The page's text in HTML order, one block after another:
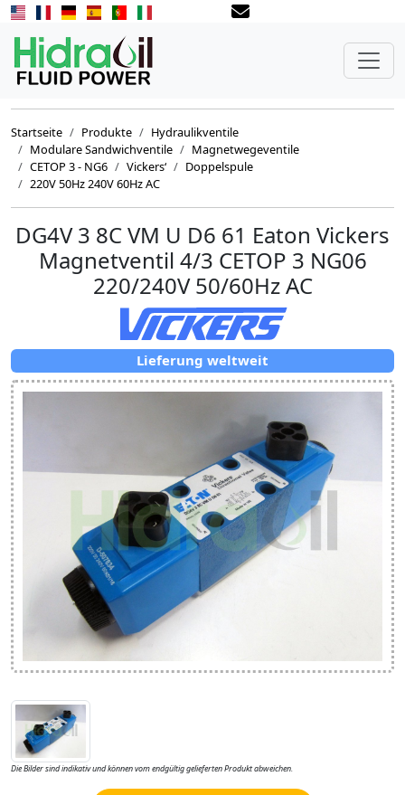
Startseite Produkte
Hydraulikventile
Modulare Sandwichventile
Magnetwegeventile
CETOP 3 - NG6
Vickers‘
Doppelspule
220V 50Hz 240V 60Hz AC
DG4V 3 8C VM U D6 61 Eaton Vickers
Magnetventil 4/3 CETOP 3 NG06
220/240V 50/60Hz AC
Lieferung weltweit
Die Bilder sind indikativ und können vom endgültig gelieferten Produkt abweichen.